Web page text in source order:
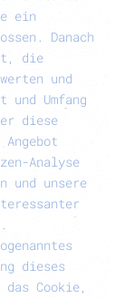
ein
Danach
die
und
Umfang
diese
Analyse
und unsere
dieses
Cookie,